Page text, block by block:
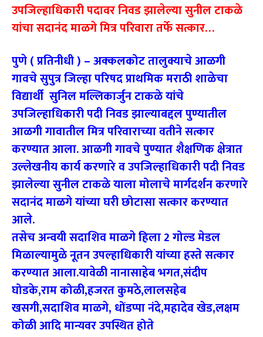
उपजिल्हाधिकारी पदावर निवड झालेल्या सुनील टाकळे
यांचा सदानंद माळगे मित्र परिवारा तर्फे सत्कार…
पुणे ( प्रतिनीधी ) – अक्कलकोट तालुक्याचे आळगी
गावचे सुपुत्र जिल्हा परिषद प्राथमिक मराठी शाळेचा
विद्यार्थी सुनिल मल्लिकार्जुन टाकळे यांचे
उपजिल्हाधिकारी पदी निवड झाल्याबद्दल पुण्यातील
आळगी गावातील मित्र परिवाराच्या वतीने सत्कार
करण्यात आला. आळगी गावचे पुण्यात शैक्षणिक क्षेत्रात
उल्लेखनीय कार्य करणारे व उपजिल्हाधिकारी पदी निवड
झालेल्या सुनील टाकळे याला मोलाचे मार्गदर्शन करणारे
सदानंद माळगे यांच्या घरी छोटासा सत्कार करण्यात
आले.
तसेच अन्वयी सदाशिव माळगे हिला 2 गोल्ड मेडल
मिळाल्यामुळे नूतन उपल्हाधिकारी यांच्या हस्ते सत्कार
करण्यात आला.यावेळी नानासाहेब भगत,संदीप
घोडके,राम कोळी,हजरत कुमठे,लालसहेब
खसगी,सदाशिव माळगे, धोंडप्पा नंदे,महादेव खेड,लक्षम
कोळी आदि मान्यवर उपस्थित होते